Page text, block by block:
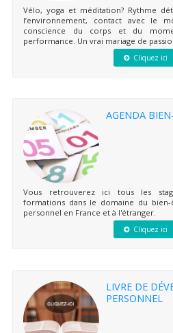
Vélo, yoga et méditation? Rythme
l’environnement, contact avec le
conscience du corps et du
performance. Un vrai mariage de
Cliquez ici
AGENDA
Vous retrouverez ici tous les
formations dans le domaine du
personnel en France et à l'étranger.
Cliquez ici
LIVRE DE
PERSONNEL